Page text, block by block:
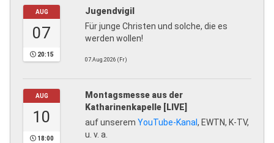
AUG
07
20:15
Jugendvigil
Für junge Christen und solche, die es
werden wollen!
07.Aug.2026 (Fr)
AUG
10
18:00
Montagsmesse aus der
Katharinenkapelle [LIVE]
auf unserem YouTube-Kanal, EWTN, K-TV,
u. v. a.